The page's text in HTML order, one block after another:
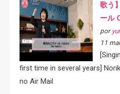
歌う
ール
por
11
first time in several years]
no Air Mail